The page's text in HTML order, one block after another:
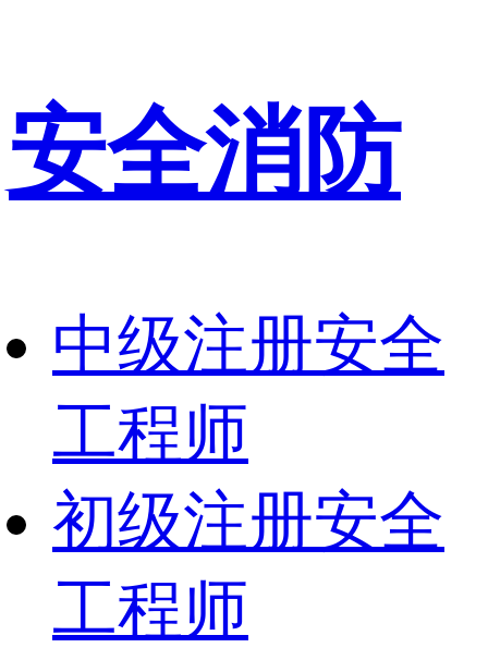
安全消防
中级注册安全
工程师
初级注册安全
工程师